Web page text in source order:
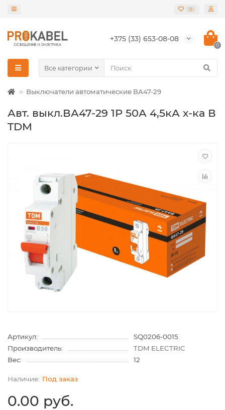
0
+375 (33) 653-08-08
0
Все категории
Выключатели автоматические ВА47-29
Авт. выкл.ВА47-29 1Р 50А 4,5кА х-ка В
TDM
Артикул:
SQ0206-0015
Производитель:
TDM ELECTRIC
Вес:
12
Под заказ
0.00 руб.